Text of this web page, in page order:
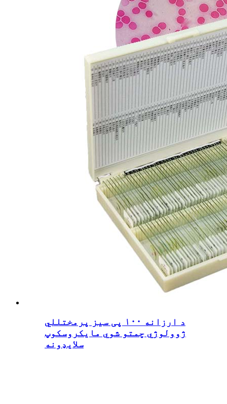
د ارزانه ۱۰۰ پی سیز پرمختللي
ژوولوژي چمتو شوي مایکروسکوپ
سلایډونه